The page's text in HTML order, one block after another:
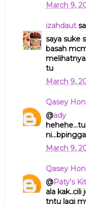
March 9,
izahdaut
saya suke
basah
tu
March 9,
Qasey
@ady
March 9,
Qasey
@Paty's
ala kak..cili
tntu lagi